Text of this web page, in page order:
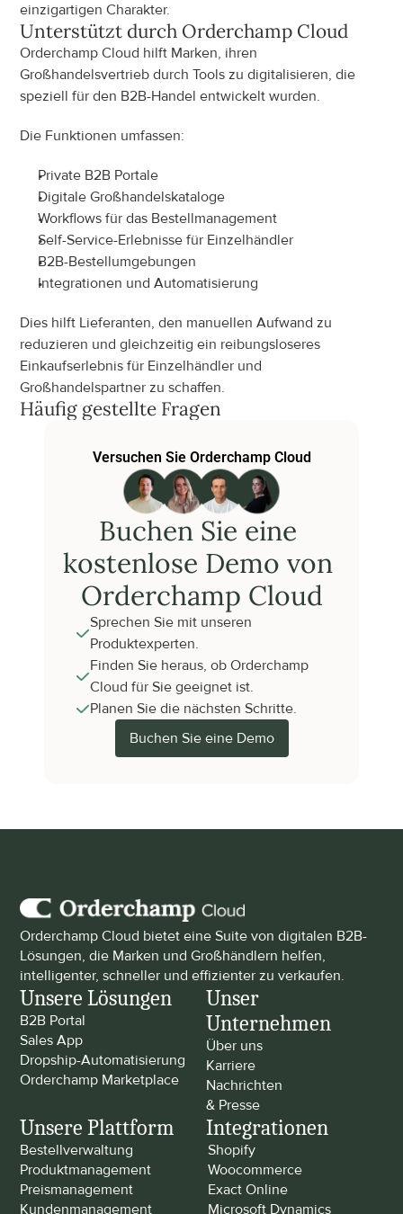
einzigartigen Charakter.
Unterstützt durch Orderchamp Cloud
Orderchamp Cloud hilft Marken, ihren
Großhandelsvertrieb durch Tools zu digitalisieren, die
speziell für den B2B-Handel entwickelt wurden.
Die Funktionen umfassen:
Private B2B Portale
Digitale Großhandelskataloge
Workflows für das Bestellmanagement
Self-Service-Erlebnisse für Einzelhändler
B2B-Bestellumgebungen
Integrationen und Automatisierung
Dies hilft Lieferanten, den manuellen Aufwand zu
reduzieren und gleichzeitig ein reibungsloseres
Einkaufserlebnis für Einzelhändler und
Großhandelspartner zu schaffen.
Häufig gestellte Fragen
Versuchen Sie Orderchamp Cloud
Buchen Sie eine
kostenlose Demo von
Orderchamp Cloud
Sprechen Sie mit unseren
Produktexperten.
Finden Sie heraus, ob Orderchamp
Cloud für Sie geeignet ist.
Planen Sie die nächsten Schritte.
Buchen Sie eine Demo
Orderchamp Cloud bietet eine Suite von digitalen B2B-
Lösungen, die Marken und Großhändlern helfen,
intelligenter, schneller und effizienter zu verkaufen.
Unsere Lösungen
B2B Portal
Sales App
Dropship-Automatisierung
Orderchamp Marketplace
Unser
Unternehmen
Über uns
Karriere
Nachrichten
& Presse
Unsere Plattform
Bestellverwaltung
Produktmanagement
Preismanagement
Kundenmanagement
Integrationen
Shopify
Woocommerce
Exact Online
Microsoft Dynamics